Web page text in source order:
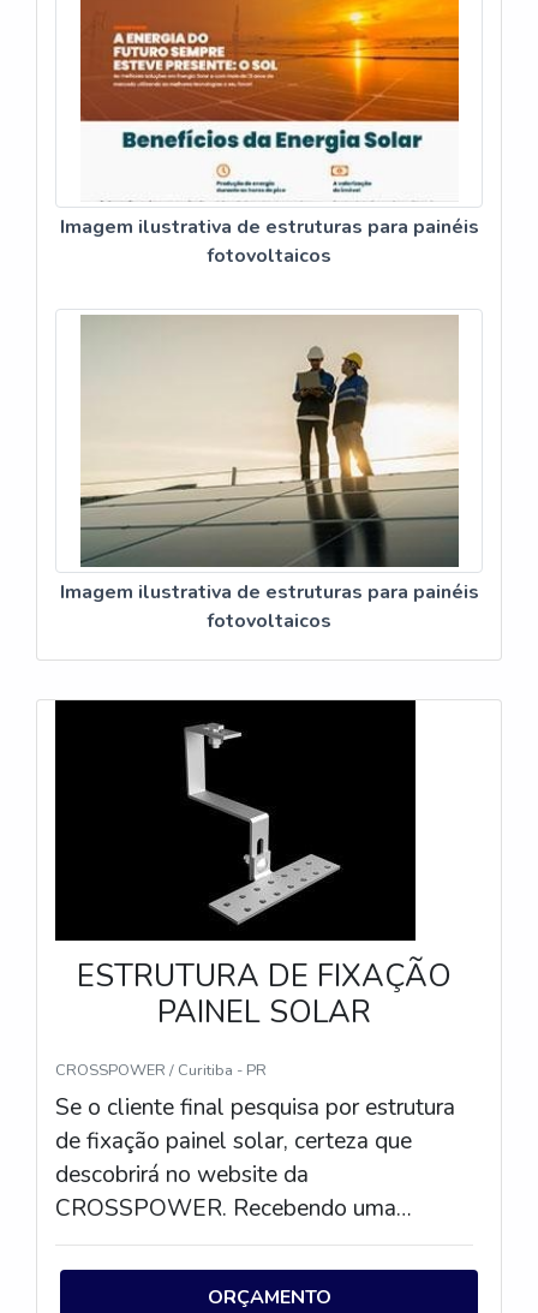
Imagem ilustrativa de estruturas para painéis
fotovoltaicos
Imagem ilustrativa de estruturas para painéis
fotovoltaicos
ESTRUTURA DE FIXAÇÃO
PAINEL SOLAR
CROSSPOWER / Curitiba - PR
Se o cliente final pesquisa por estrutura
de fixação painel solar, certeza que
descobrirá no website da
CROSSPOWER. Recebendo uma
cotação na empresa mais conceituada do
mercado e encontrando a líder em
ORÇAMENTO